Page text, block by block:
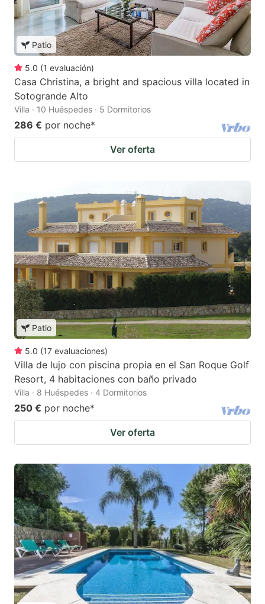
Patio
5.0 (1 evaluación)
Casa Christina, a bright and spacious villa located in
Sotogrande Alto
Villa · 10 Huéspedes · 5 Dormitorios
286 € por noche*
Ver oferta
Patio
5.0 (17 evaluaciones)
Villa de lujo con piscina propia en el San Roque Golf
Resort, 4 habitaciones con baño privado
Villa · 8 Huéspedes · 4 Dormitorios
250 € por noche*
Ver oferta